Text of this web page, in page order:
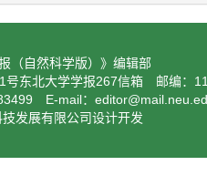
（自然科学版）》编辑部
号东北大学学报267信箱 邮编：
E-mail：
发展有限公司设计开发